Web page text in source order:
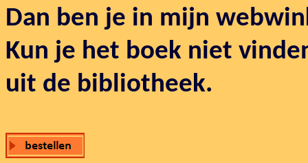
Dan ben je in mijn
Kun je het boek niet
uit de bibliotheek.